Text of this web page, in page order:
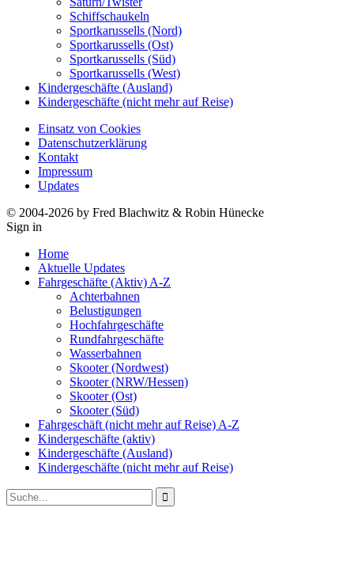
Schiffschaukeln
Sportkarussells (Nord)
Sportkarussells (Ost)
Sportkarussells (Süd)
Sportkarussells (West)
Kindergeschäfte (Ausland)
Kindergeschäfte (nicht mehr auf Reise)
Einsatz von Cookies
Datenschutzerklärung
Kontakt
Impressum
Updates
© 2004-2026 by Fred Blachwitz & Robin Hünecke
Sign in
Home
Aktuelle Updates
Fahrgeschäfte (Aktiv) A-Z
Achterbahnen
Belustigungen
Hochfahrgeschäfte
Rundfahrgeschäfte
Wasserbahnen
Skooter (Nordwest)
Skooter (NRW/Hessen)
Skooter (Ost)
Skooter (Süd)
Fahrgeschäft (nicht mehr auf Reise) A-Z
Kindergeschäfte (aktiv)
Kindergeschäfte (Ausland)
Kindergeschäfte (nicht mehr auf Reise)